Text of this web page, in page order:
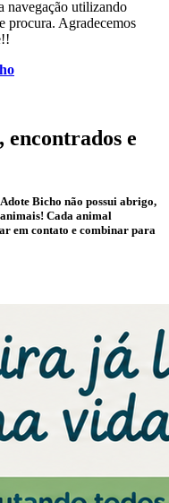
navegação utilizando
procura. Agradecemos
e
Bicho não possui abrigo,
Cada animal
em contato e combinar para